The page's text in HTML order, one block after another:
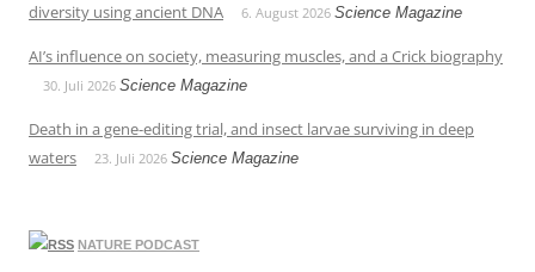
diversity using ancient DNA
6. August 2026 Science Magazine
AI’s influence on society, measuring muscles, and a Crick biography
30. Juli 2026 Science Magazine
Death in a gene-editing trial, and insect larvae surviving in deep
waters
23. Juli 2026 Science Magazine
NATURE PODCAST